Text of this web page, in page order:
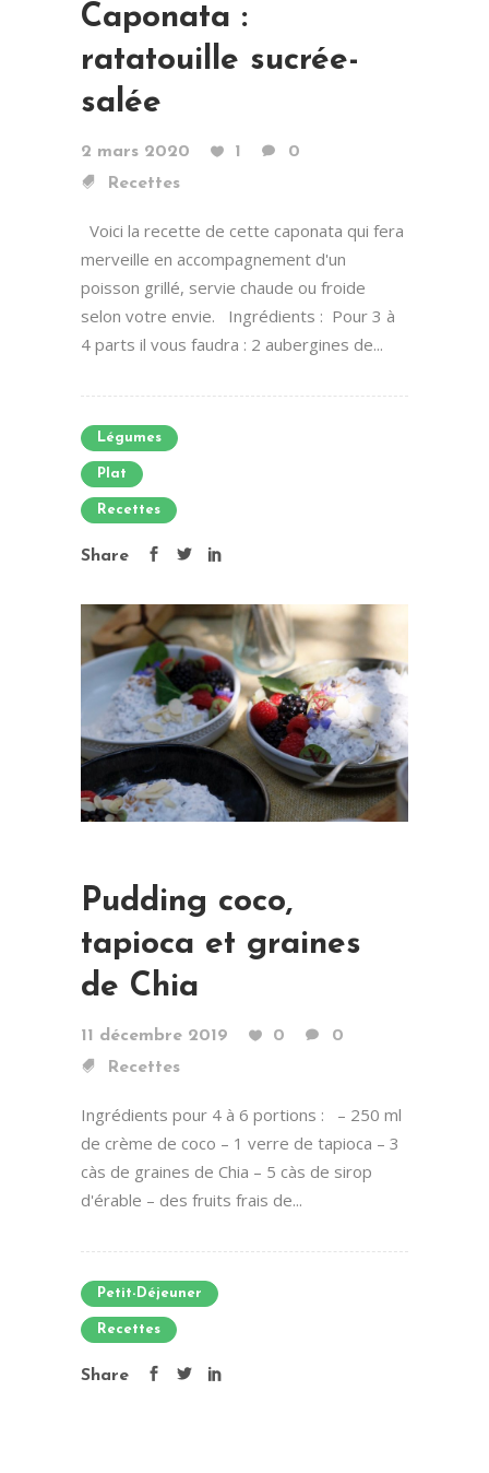
Caponata :
ratatouille sucrée-
salée
2 mars 2020 1
0
Recettes
Voici la recette de cette caponata qui fera
merveille en accompagnement d'un
poisson grillé, servie chaude ou froide
selon votre envie. Ingrédients : Pour 3 à
4 parts il vous faudra : 2 aubergines de...
Légumes
Plat
Recettes
Share
Pudding coco,
tapioca et graines
de Chia
11 décembre 2019 0
0
Recettes
Ingrédients pour 4 à 6 portions : – 250 ml
de crème de coco – 1 verre de tapioca – 3
càs de graines de Chia – 5 càs de sirop
d'érable – des fruits frais de...
Petit-Déjeuner
Recettes
Share